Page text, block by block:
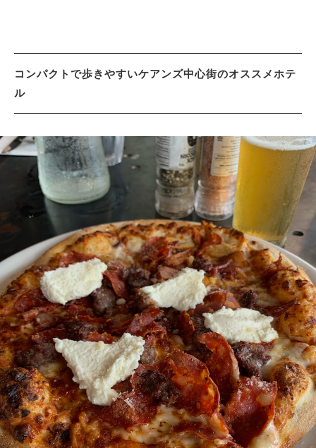
コンパクトで歩きやすいケアンズ中心街のオススメホテ
ル